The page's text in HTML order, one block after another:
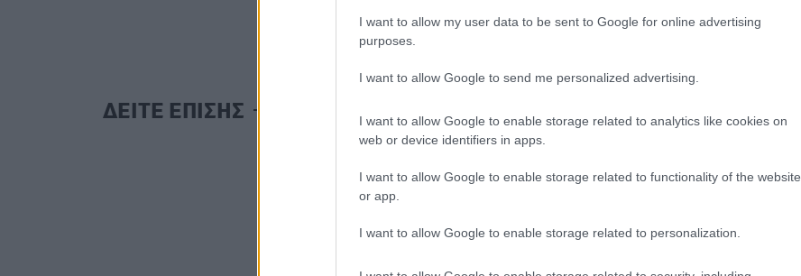
I want to allow my user data to be sent to Google for online advertising
purposes.
I want to allow Google to send me personalized advertising.
I want to allow Google to enable storage related to analytics like cookies on
web or device identifiers in apps.
I want to allow Google to enable storage related to functionality of the website
or app.
I want to allow Google to enable storage related to personalization.
ΔΕΙΤΕ ΕΠΙΣΗΣ